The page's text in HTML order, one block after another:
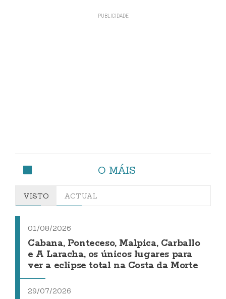
O MÁIS
VISTO ACTUAL
01/08/2026
Cabana, Ponteceso, Malpica, Carballo
e A Laracha, os únicos lugares para
ver a eclipse total na Costa da Morte
29/07/2026